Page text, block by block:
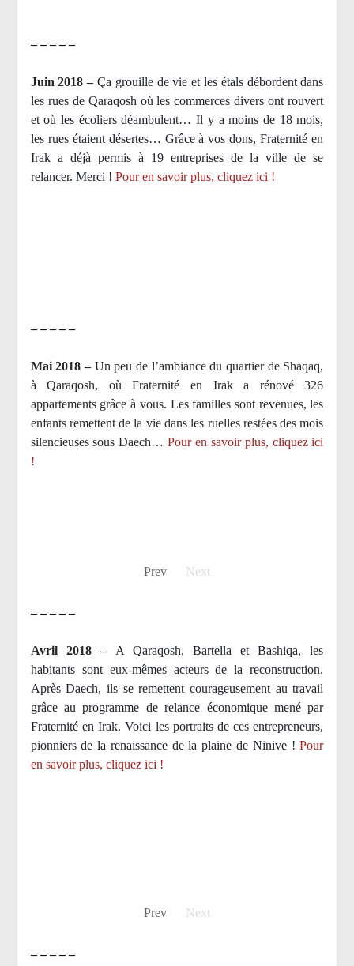
– – – – –
Juin 2018 – Ça grouille de vie et les étals débordent dans
les rues de Qaraqosh où les commerces divers ont rouvert
et où les écoliers déambulent… Il y a moins de 18 mois,
les rues étaient désertes… Grâce à vos dons, Fraternité en
Irak a déjà permis à 19 entreprises de la ville de se
relancer. Merci ! Pour en savoir plus, cliquez ici !
– – – – –
Mai 2018 – Un peu de l’ambiance du quartier de Shaqaq,
à Qaraqosh, où Fraternité en Irak a rénové 326
appartements grâce à vous. Les familles sont revenues, les
enfants remettent de la vie dans les ruelles restées des mois
silencieuses sous Daech… Pour en savoir plus, cliquez ici
!
Prev Next
– – – – –
Avril 2018 – A Qaraqosh, Bartella et Bashiqa, les
habitants sont eux-mêmes acteurs de la reconstruction.
Après Daech, ils se remettent courageusement au travail
grâce au programme de relance économique mené par
Fraternité en Irak. Voici les portraits de ces entrepreneurs,
pionniers de la renaissance de la plaine de Ninive !Pour
en savoir plus, cliquez ici !
Prev Next
– – – – –